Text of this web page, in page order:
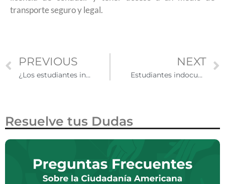
transporte seguro y legal.
PREVIOUS
¿Los estudiantes indocumentados tienen acceso a programas de atención médica a nivel estatal?
NEXT
Estudiantes indocumentados y el acceso a la educación universitaria sin DACA
Resuelve tus Dudas